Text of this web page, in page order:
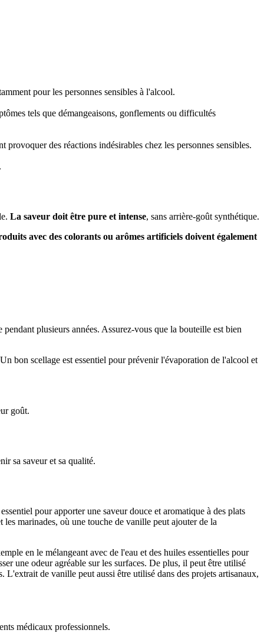
pour les personnes sensibles à l'alcool.
tels que démangeaisons, gonflements ou difficultés
des réactions indésirables chez les personnes sensibles.
La saveur doit être pure et intense, sans arrière-goût synthétique.
avec des colorants ou arômes artificiels doivent également
pendant plusieurs années. Assurez-vous que la bouteille est bien
bon scellage est essentiel pour prévenir l'évaporation de l'alcool et
goût.
sa saveur et sa qualité.
pour apporter une saveur douce et aromatique à des plats
les marinades, où une touche de vanille peut ajouter de la
en le mélangeant avec de l'eau et des huiles essentielles pour
une odeur agréable sur les surfaces. De plus, il peut être utilisé
L'extrait de vanille peut aussi être utilisé dans des projets artisanaux,
médicaux professionnels.